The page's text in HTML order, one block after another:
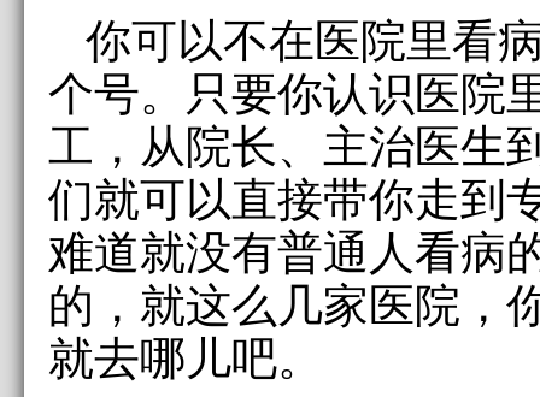
你可以不在医院里看
个号。只要你认识医院
工，从院长、主治医生
们就可以直接带你走到
难道就没有普通人看病
的，就这么几家医院，
就去哪儿吧。